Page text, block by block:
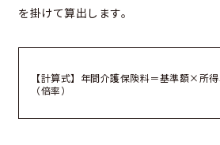
を掛けて算出します。
【計算式】年間介護保険料＝基準額×所
（倍率）